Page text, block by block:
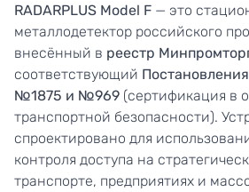
RADARPLUS Model F — это
металлодетектор российского
внесённый в реестр
соответствующий
№1875 и №969 (сертификация в
транспортной безопасности).
спроектировано для
контроля доступа на
транспорте, предприятиях и